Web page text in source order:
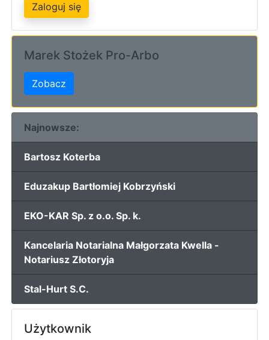
Zaloguj się
Marek Stożek Pro-Arbo
Zobacz
Najnowsze:
Bartosz Koterba
Eduzakup Bartłomiej Kobrzyński
EKO-KAR Sp. z o.o. Sp. k.
Kancelaria Notarialna Małgorzata Kwella -
Notariusz Złotoryja
Stal-Hurt S.C.
Użytkownik